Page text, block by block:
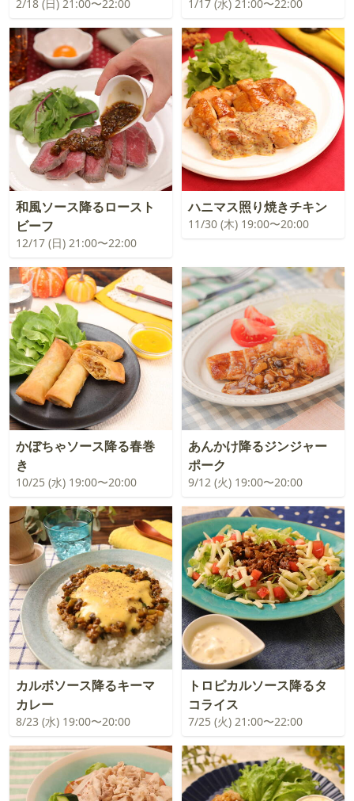
2/18 (日) 21:00〜22:00 1/17 (水) 21:00〜22:00
和風ソース降るロースト
ビーフ
12/17 (日) 21:00〜22:00
ハニマス照り焼きチキン
11/30 (木) 19:00〜20:00
かぼちゃソース降る春巻
き
10/25 (水) 19:00〜20:00
あんかけ降るジンジャー
ポーク
9/12 (火) 19:00〜20:00
カルボソース降るキーマ
カレー
8/23 (水) 19:00〜20:00
トロピカルソース降るタ
コライス
7/25 (火) 21:00〜22:00